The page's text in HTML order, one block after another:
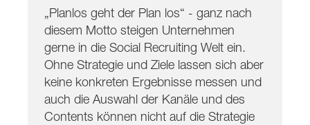
„Planlos geht der Plan los“ - ganz nach
diesem Motto steigen Unternehmen
gerne in die Social Recruiting Welt ein.
Ohne Strategie und Ziele lassen sich aber
keine konkreten Ergebnisse messen und
auch die Auswahl der Kanäle und des
Contents können nicht auf die Strategie